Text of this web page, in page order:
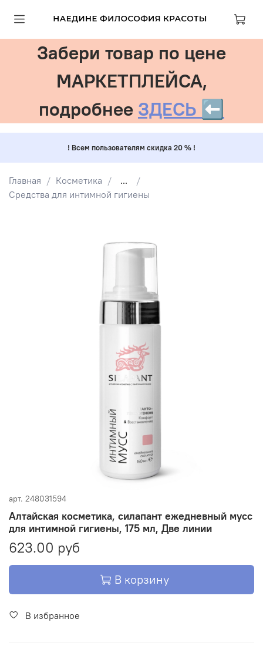
Забери товар по цене
МАРКЕТПЛЕЙСА,
подробнее ЗДЕСЬ ⬅️
! Всем пользователям скидка 20 % !
Главная Косметика
...
Средства для интимной гигиены
арт. 248031594
Алтайская косметика, силапант ежедневный мусс
для интимной гигиены, 175 мл, Две линии
623.00 руб
В корзину
В избранное